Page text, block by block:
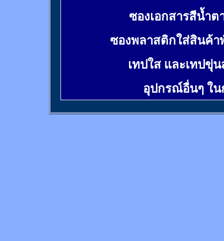
ซองเอกสารสีน้ำต
ซองพลาสติกใส่สินค้า
เทปใส และเทปขุ่
อุปกรณ์อื่นๆ ใ